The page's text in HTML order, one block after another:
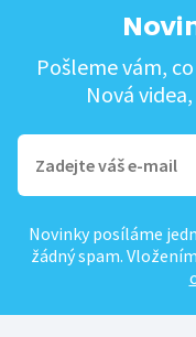
Pošleme vám,
Nová
Novinky posíláme
žádný spam.